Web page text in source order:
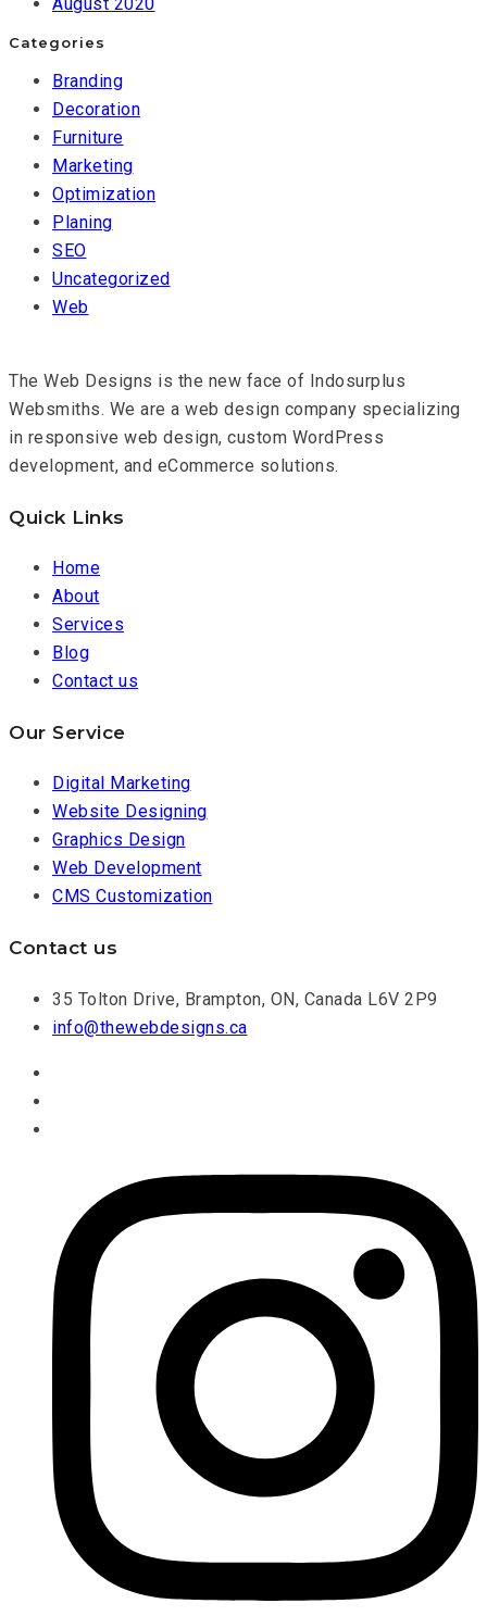
Categories
Branding
Decoration
Furniture
Marketing
Optimization
Planing
SEO
Uncategorized
Web
The Web Designs is the new face of Indosurplus
Websmiths. We are a web design company specializing
in responsive web design, custom WordPress
development, and eCommerce solutions.
Quick Links
Home
About
Services
Blog
Contact us
Our Service
Digital Marketing
Website Designing
Graphics Design
Web Development
CMS Customization
Contact us
35 Tolton Drive, Brampton, ON, Canada L6V 2P9
info@thewebdesigns.ca